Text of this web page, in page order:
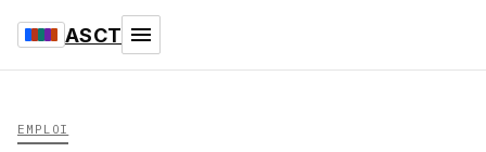
ASCT
EMPLOI